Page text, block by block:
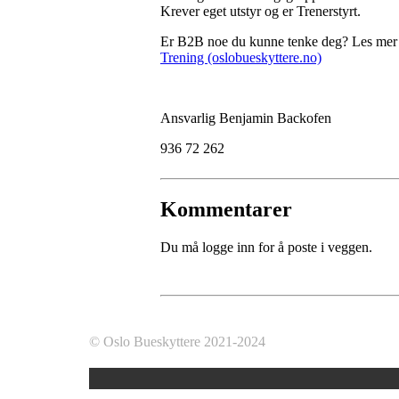
Krever eget utstyr og er Trenerstyrt.
Er B2B noe du kunne tenke deg? Les
Trening (oslobueskyttere.no)
Ansvarlig Benjamin Backofen
936 72 262
Kommentarer
Du må logge inn for å poste i veggen.
© Oslo Bueskyttere 2021-2024